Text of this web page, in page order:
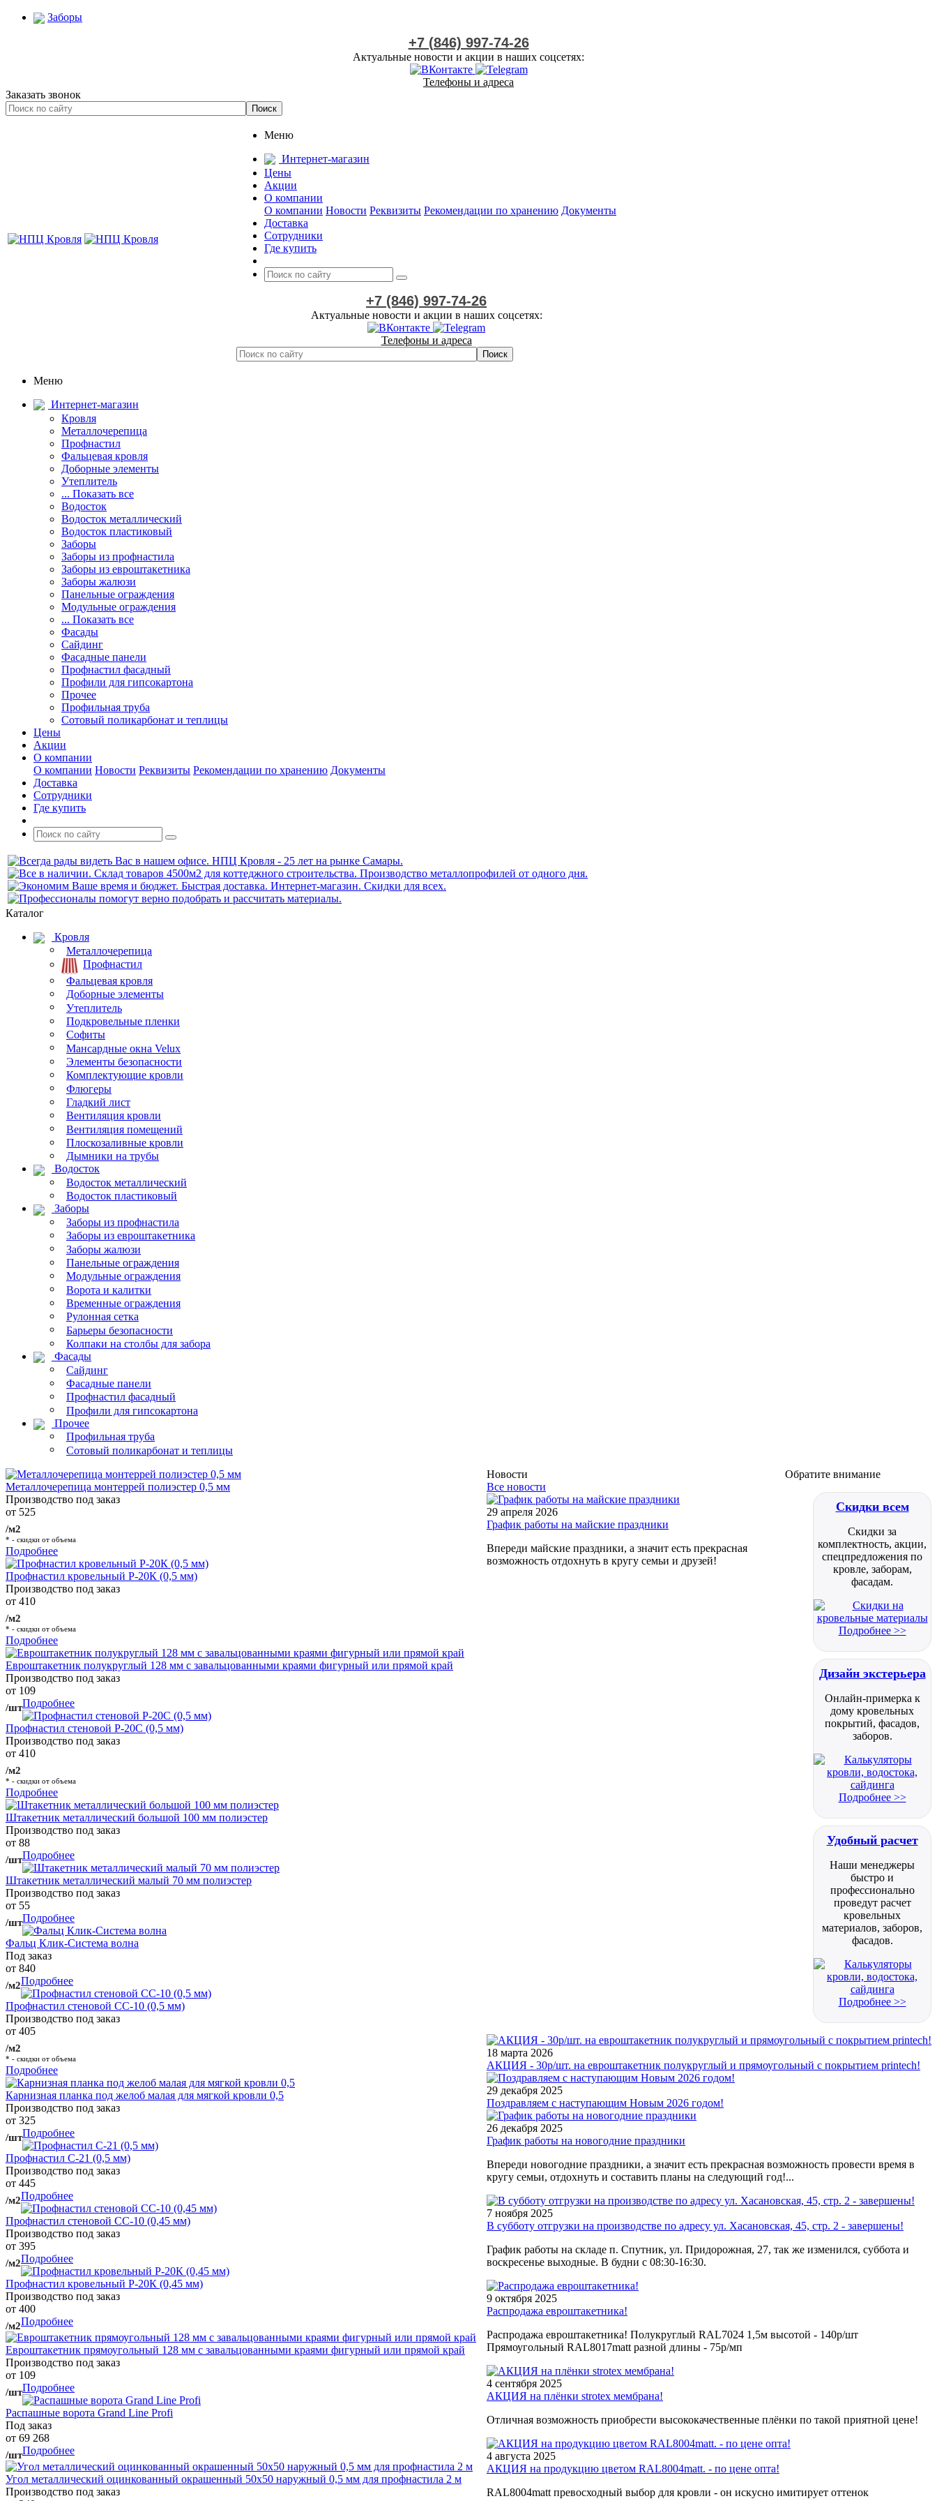
Заборы
+7 (846) 997-74-26
Актуальные новости и акции в наших соцсетях:
Телефоны и адреса
Заказать звонок
Меню
Интернет-магазин
Цены
Акции
О компании
О компании Новости Реквизиты Рекомендации по хранению Документы
Доставка
Сотрудники
Где купить
+7 (846) 997-74-26
Актуальные новости и акции в наших соцсетях:
Телефоны и адреса
Меню
Интернет-магазин
Кровля
Металлочерепица
Профнастил
Фальцевая кровля
Доборные элементы
Утеплитель
... Показать все
Водосток
Водосток металлический
Водосток пластиковый
Заборы
Заборы из профнастила
Заборы из евроштакетника
Заборы жалюзи
Панельные ограждения
Модульные ограждения
... Показать все
Фасады
Сайдинг
Фасадные панели
Профнастил фасадный
Профили для гипсокартона
Прочее
Профильная труба
Сотовый поликарбонат и теплицы
Цены
Акции
О компании
О компании Новости Реквизиты Рекомендации по хранению Документы
Доставка
Сотрудники
Где купить
Каталог
Кровля
Металлочерепица
Профнастил
Фальцевая кровля
Доборные элементы
Утеплитель
Подкровельные пленки
Софиты
Мансардные окна Velux
Элементы безопасности
Комплектующие кровли
Флюгеры
Гладкий лист
Вентиляция кровли
Вентиляция помещений
Плоскозаливные кровли
Дымники на трубы
Водосток
Водосток металлический
Водосток пластиковый
Заборы
Заборы из профнастила
Заборы из евроштакетника
Заборы жалюзи
Панельные ограждения
Модульные ограждения
Ворота и калитки
Временные ограждения
Рулонная сетка
Барьеры безопасности
Колпаки на столбы для забора
Фасады
Сайдинг
Фасадные панели
Профнастил фасадный
Профили для гипсокартона
Прочее
Профильная труба
Сотовый поликарбонат и теплицы
Металлочерепица монтеррей полиэстер 0,5 мм
Производство под заказ
от 525
/м2
* - скидки от объема
Подробнее
Профнастил кровельный Р-20К (0,5 мм)
Производство под заказ
от 410
/м2
* - скидки от объема
Подробнее
Евроштакетник полукруглый 128 мм с завальцованными краями фигурный или прямой край
Производство под заказ
от 109
/штПодробнее
Профнастил стеновой Р-20С (0,5 мм)
Производство под заказ
от 410
/м2
* - скидки от объема
Подробнее
Штакетник металлический большой 100 мм полиэстер
Производство под заказ
от 88
/штПодробнее
Штакетник металлический малый 70 мм полиэстер
Производство под заказ
от 55
/штПодробнее
Фальц Клик-Система волна
Под заказ
от 840
/м2Подробнее
Профнастил стеновой СС-10 (0,5 мм)
Производство под заказ
от 405
/м2
* - скидки от объема
Подробнее
Карнизная планка под желоб малая для мягкой кровли 0,5
Производство под заказ
от 325
/штПодробнее
Профнастил С-21 (0,5 мм)
Производство под заказ
от 445
/м2Подробнее
Профнастил стеновой СС-10 (0,45 мм)
Производство под заказ
от 395
/м2Подробнее
Профнастил кровельный Р-20К (0,45 мм)
Производство под заказ
от 400
/м2Подробнее
Евроштакетник прямоугольный 128 мм с завальцованными краями фигурный или прямой край
Производство под заказ
от 109
/штПодробнее
Распашные ворота Grand Line Profi
Под заказ
от 69 268
/штПодробнее
Угол металлический оцинкованный окрашенный 50х50 наружный 0,5 мм для профнастила 2 м
Производство под заказ
Обратите внимание
Скидки всем
Скидки за
комплектность, акции,
спецпредложения по
кровле, заборам,
фасадам.
Подробнее >>
Дизайн экстерьера
Онлайн-примерка к
дому кровельных
покрытий, фасадов,
заборов.
Подробнее >>
Удобный расчет
Наши менеджеры
быстро и
профессионально
проведут расчет
кровельных
материалов, заборов,
фасадов.
Подробнее >>
Новости
Все новости
29 апреля 2026
График работы на майские праздники
Впереди майские праздники, а значит есть прекрасная
возможность отдохнуть в кругу семьи и друзей!
18 марта 2026
АКЦИЯ - 30р/шт. на евроштакетник полукруглый и прямоугольный с покрытием printech!
29 декабря 2025
Поздравляем с наступающим Новым 2026 годом!
26 декабря 2025
График работы на новогодние праздники
Впереди новогодние праздники, а значит есть прекрасная возможность провести время в
кругу семьи, отдохнуть и составить планы на следующий год!...
7 ноября 2025
В субботу отгрузки на производстве по адресу ул. Хасановская, 45, стр. 2 - завершены!
График работы на складе п. Спутник, ул. Придорожная, 27, так же изменился, суббота и
воскресенье выходные. В будни с 08:30-16:30.
9 октября 2025
Распродажа евроштакетника!
Распродажа евроштакетника! Полукруглый RAL7024 1,5м высотой - 140р/шт
Прямоугольный RAL8017matt разной длины - 75р/мп
4 сентября 2025
АКЦИЯ на плёнки strotex мембрана!
Отличная возможность приобрести высококачественные плёнки по такой приятной цене!
4 августа 2025
АКЦИЯ на продукцию цветом RAL8004matt. - по цене опта!
RAL8004matt превосходный выбор для кровли - он искусно имитирует оттенок